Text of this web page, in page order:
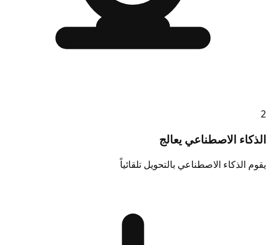
2
الذكاء الاصطناعي يعالج
يقوم الذكاء الاصطناعي بالتحويل تلقائياً